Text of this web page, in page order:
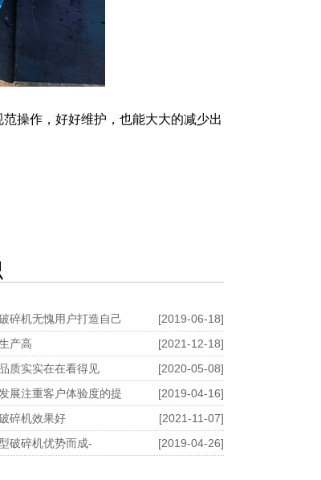
操作，好好维护，也能大大的减少出
碎机无愧用户打造自己
[2019-06-18]
产高
[2021-12-18]
质实实在在看得见
[2020-05-08]
展注重客户体验度的提
[2019-04-16]
碎机效果好
[2021-11-07]
破碎机优势而成-
[2019-04-26]